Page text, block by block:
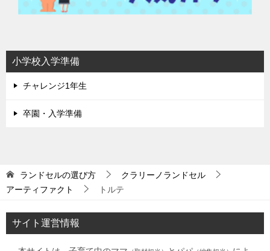
小学校入学準備
チャレンジ1年生
卒園・入学準備
ランドセルの選び方
クラリーノランドセル
アーティファクト
トルテ
サイト運営情報